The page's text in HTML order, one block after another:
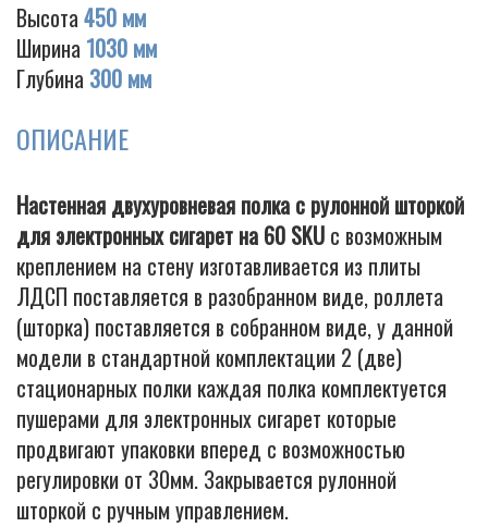
Cigarette
Высота 450 мм
Ширина 1030 мм
Глубина 300 мм
ОПИСАНИЕ
Настенная двухуровневая полка с рулонной шторкой
для электронных сигарет на 60 SKU с возможным
креплением на стену изготавливается из плиты
ЛДСП поставляется в разобранном виде, роллета
(шторка) поставляется в собранном виде, у данной
модели в стандартной комплектации 2 (две)
стационарных полки каждая полка комплектуется
пушерами для электронных сигарет которые
продвигают упаковки вперед с возможностью
регулировки от 30мм. Закрывается рулонной
шторкой с ручным управлением.